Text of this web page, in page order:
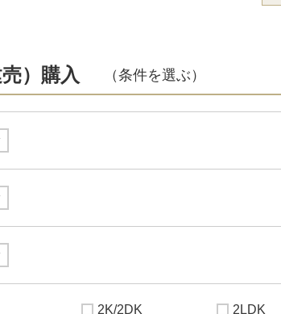
）購入 （条件を選ぶ）
2K/2DK 2LDK